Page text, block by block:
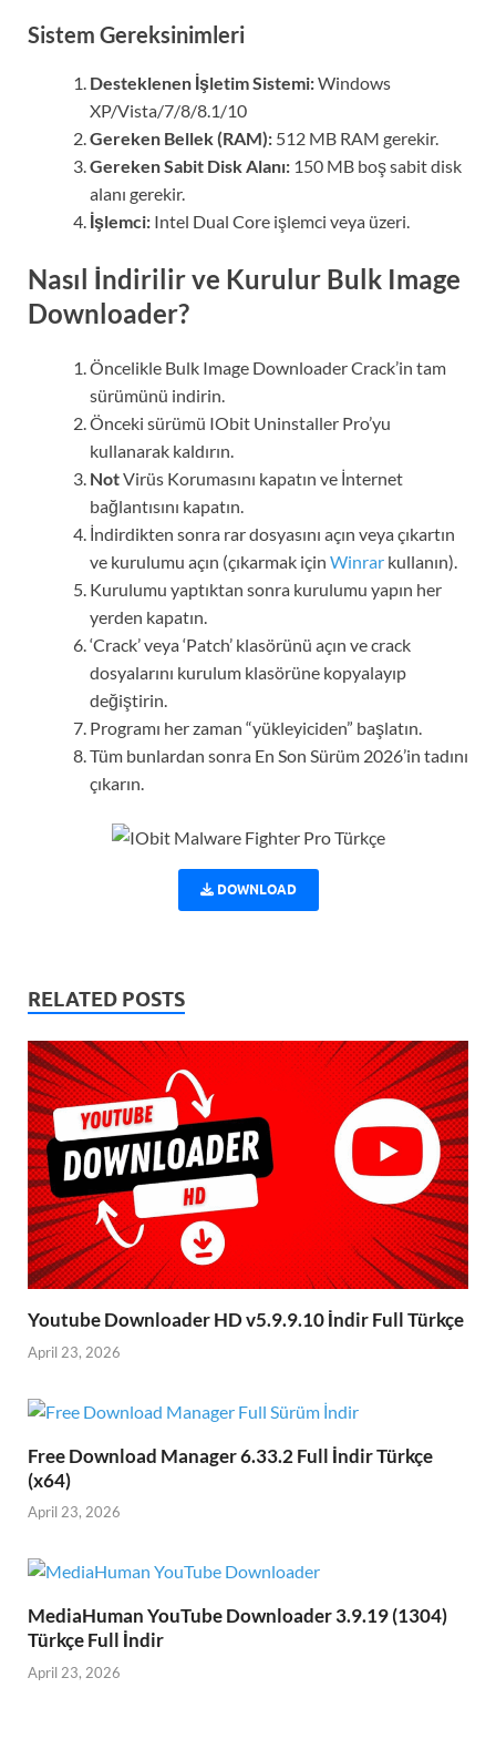
Sistem Gereksinimleri
Desteklenen İşletim Sistemi:Windows
XP/Vista/7/8/8.1/10
Gereken Bellek (RAM): 512 MB RAM gerekir.
Gereken Sabit Disk Alanı: 150 MB boş sabit disk
alanı gerekir.
İşlemci: Intel Dual Core işlemci veya üzeri.
Nasıl İndirilir ve Kurulur Bulk Image
Downloader?
Öncelikle Bulk Image Downloader Crack’in tam
sürümünü indirin.
Önceki sürümü IObit Uninstaller Pro’yu
kullanarak kaldırın.
NotVirüs Korumasını kapatın ve İnternet
bağlantısını kapatın.
İndirdikten sonra rar dosyasını açın veya çıkartın
ve kurulumu açın (çıkarmak için Winrar kullanın).
Kurulumu yaptıktan sonra kurulumu yapın her
yerden kapatın.
‘Crack’ veya ‘Patch’ klasörünü açın ve crack
dosyalarını kurulum klasörüne kopyalayıp
değiştirin.
Programı her zaman “yükleyiciden” başlatın.
Tüm bunlardan sonra En Son Sürüm 2026’in tadını
çıkarın.
DOWNLOAD
RELATED POSTS
Youtube Downloader HD v5.9.9.10 İndir Full Türkçe
April 23, 2026
Free Download Manager 6.33.2 Full İndir Türkçe
(x64)
April 23, 2026
MediaHuman YouTube Downloader 3.9.19 (1304)
Türkçe Full İndir
April 23, 2026